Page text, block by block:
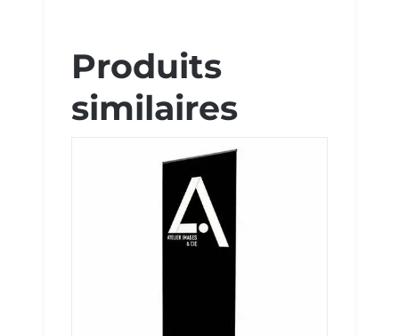
Produits
similaires